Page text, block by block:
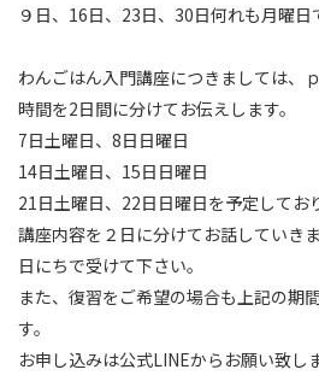
９日、16日、23日、30日何れも月曜日
わんごはん入門講座につきましては、
時間を2日間に分けてお伝えします。
7日土曜日、8日日曜日
14日土曜日、15日日曜日
21日土曜日、22日日曜日を予定してお
講座内容を２日に分けてお話していき
日にちで受けて下さい。
また、復習をご希望の場合も上記の期
す。
お申し込みは公式LINEからお願い致しま